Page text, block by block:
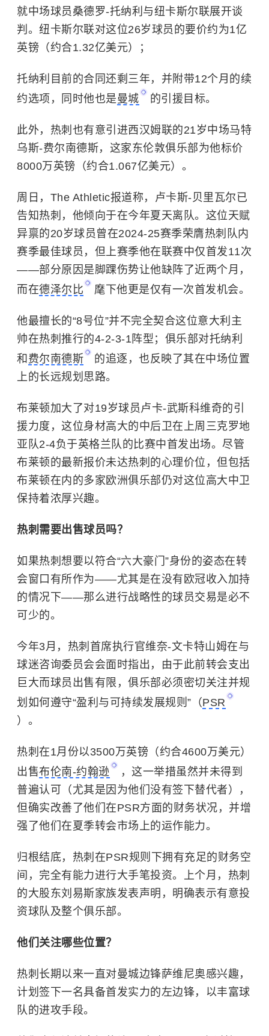
就中场球员桑德罗-托纳利与纽卡斯尔联展开谈
判。纽卡斯尔联对这位26岁球员的要价约为1亿
英镑（约合1.32亿美元）；
托纳利目前的合同还剩三年，并附带12个月的续
约选项，同时他也是曼城 的引援目标。
此外，热刺也有意引进西汉姆联的21岁中场马特
乌斯-费尔南德斯，这家东伦敦俱乐部为他标价
8000万英镑（约合1.067亿美元）。
周日，The Athletic报道称，卢卡斯-贝里瓦尔已
告知热刺，他倾向于在今年夏天离队。这位天赋
异禀的20岁球员曾在2024-25赛季荣膺热刺队内
赛季最佳球员，但上赛季他在联赛中仅首发11次
——部分原因是脚踝伤势让他缺阵了近两个月，
而在德泽尔比 麾下他更是仅有一次首发机会。
他最擅长的“8号位”并不完全契合这位意大利主
帅在热刺推行的4-2-3-1阵型；俱乐部对托纳利
和 费尔南德斯
的追逐，也反映了其在中场位置
上的长远规划思路。
布莱顿加大了对19岁球员卢卡-武斯科维奇的引
援力度，这位身材高大的中后卫在上周三克罗地
亚队2-4负于英格兰队的比赛中首发出场。尽管
布莱顿的最新报价未达热刺的心理价位，但包括
布莱顿在内的多家欧洲俱乐部仍对这位高大中卫
保持着浓厚兴趣。
热刺需要出​​售球员吗？
如果热刺想要以符合“六大豪门”身份的姿态在转
会窗口有所作为——尤其是在没有欧冠收入加持
的情况下——那么进行战略性的球员交易是必不
可少的。
今年3月，热刺首席执行官维奈-文卡特山姆在与
球迷咨询委员会会面时指出，由于此前转会支出
巨大而球员出售有限，俱乐部必须密切关注并规
划如何遵守“盈利与可持续发展规则”（PSR
）。
热刺在1月份以3500万英镑（约合4600万美元）
出售布伦南-约翰逊
，这一举措虽然并未得到
普遍认可（尤其是因为他们没有签下替代者），
但确实改善了他们在PSR方面的财务状况，并增
强了他们在夏季转会市场上的运作能力。
归根结底，热刺在PSR规则下拥有充足的财务空
间，完全有能力进行大手笔投资。上个月，热刺
的大股东刘易斯家族发表声明，明确表示有意投
资球队及整个俱乐部。
他们关注哪些位置？
热刺长期以来一直对曼城边锋萨维尼奥感兴趣，
计划签下一名具备首发实力的左边锋，以丰富球
队的进攻手段。